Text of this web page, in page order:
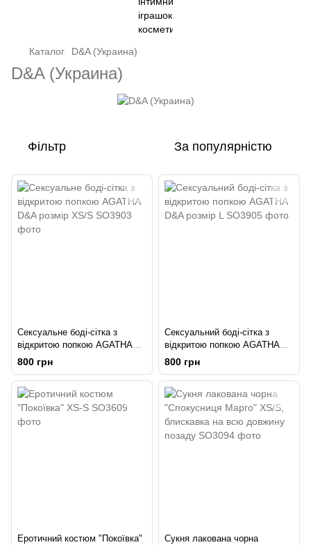
Каталог D&A (Украина)
D&A (Украина)
Фільтр За популярністю
Сексуальне боді-сітка з
відкритою попкою AGATHA
D&A розмір XS/S
800 грн
Сексуальний боді-сітка з
відкритою попкою AGATHA
D&A розмір L
800 грн
Еротичний костюм "Покоївка"
Сукня лакована чорна